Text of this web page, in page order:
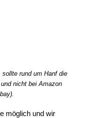
rund um Hanf die
nicht bei Amazon
möglich und wir